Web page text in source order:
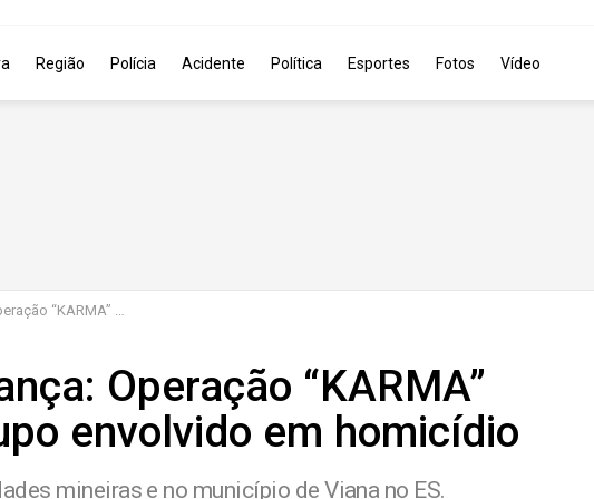
Região Polícia Acidente Política Esportes Fotos Vídeo
grupo envolvido em homicídio
Operação “KARMA”
envolvido em homicídio
mineiras e no município de Viana no ES.